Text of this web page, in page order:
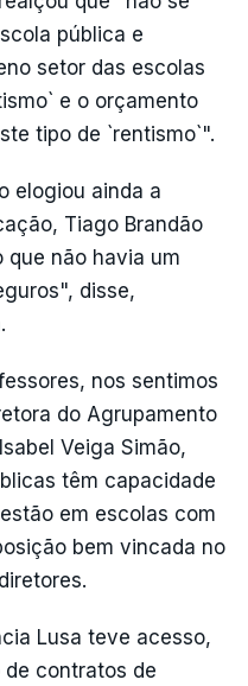
pública e
setor das escolas
e o orçamento
tipo de `rentismo`".
elogiou ainda a
Tiago Brandão
que não havia um
disse,
nos sentimos
do Agrupamento
Veiga Simão,
têm capacidade
em escolas com
bem vincada no
Lusa teve acesso,
contratos de